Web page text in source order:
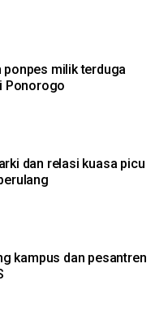
milik terduga
Ponorogo
dan relasi kuasa picu
kampus dan pesantren